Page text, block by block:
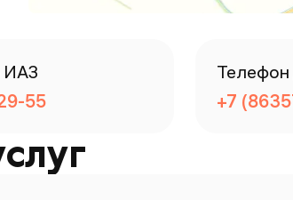
ИАЗ
55
Телефон
+7